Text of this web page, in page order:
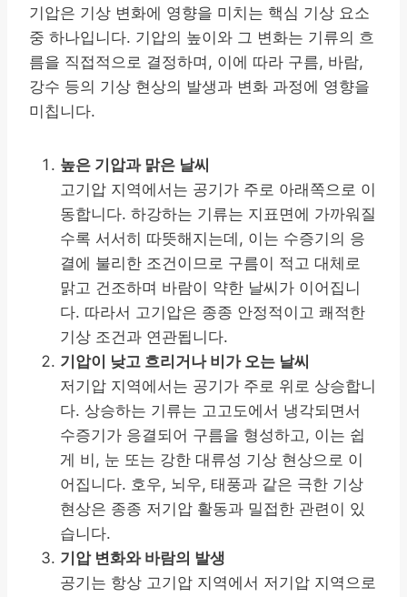
기압은 기상 변화에 영향을 미치는 핵심 기상 요소
중 하나입니다. 기압의 높이와 그 변화는 기류의 흐
름을 직접적으로 결정하며, 이에 따라 구름, 바람,
강수 등의 기상 현상의 발생과 변화 과정에 영향을
미칩니다.
높은 기압과 맑은 날씨
고기압 지역에서는 공기가 주로 아래쪽으로 이
동합니다. 하강하는 기류는 지표면에 가까워질
수록 서서히 따뜻해지는데, 이는 수증기의 응
결에 불리한 조건이므로 구름이 적고 대체로
맑고 건조하며 바람이 약한 날씨가 이어집니
다. 따라서 고기압은 종종 안정적이고 쾌적한
기상 조건과 연관됩니다.
기압이 낮고 흐리거나 비가 오는 날씨
저기압 지역에서는 공기가 주로 위로 상승합니
다. 상승하는 기류는 고고도에서 냉각되면서
수증기가 응결되어 구름을 형성하고, 이는 쉽
게 비, 눈 또는 강한 대류성 기상 현상으로 이
어집니다. 호우, 뇌우, 태풍과 같은 극한 기상
현상은 종종 저기압 활동과 밀접한 관련이 있
습니다.
기압 변화와 바람의 발생
공기는 항상 고기압 지역에서 저기압 지역으로